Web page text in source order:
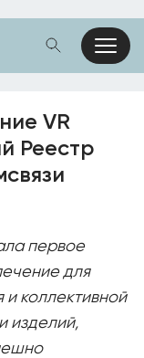
VR
Реестр
первое
для
и коллективной
изделий,